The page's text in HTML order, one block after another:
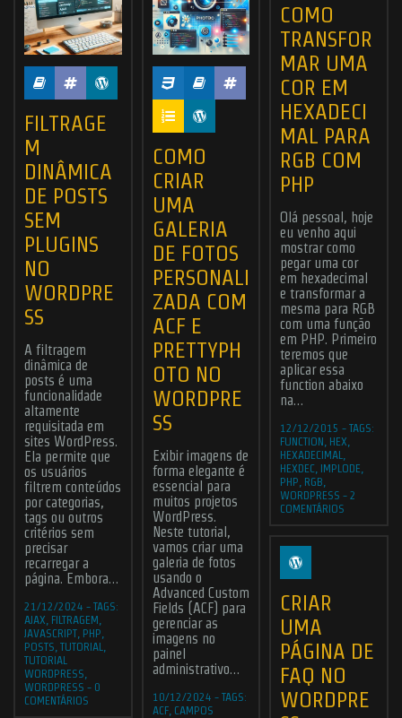
FILTRAGE
M
DINÂMICA
DE POSTS
SEM
PLUGINS
NO
WORDPRE
SS
A filtragem
dinâmica de
posts é uma
funcionalidade
altamente
requisitada em
sites WordPress.
Ela permite que
os usuários
filtrem conteúdos
por categorias,
tags ou outros
critérios sem
precisar
recarregar a
página. Embora…
21/12/2024 - TAGS:
AJAX, FILTRAGEM,
JAVASCRIPT, PHP,
POSTS, TUTORIAL,
TUTORIAL
WORDPRESS,
WORDPRESS - 0
COMENTÁRIOS
COMO
CRIAR
UMA
GALERIA
DE FOTOS
PERSONALI
ZADA COM
ACF E
PRETTYPH
OTO NO
WORDPRE
SS
Exibir imagens de
forma elegante é
essencial para
muitos projetos
WordPress.
Neste tutorial,
vamos criar uma
galeria de fotos
usando o
Advanced Custom
Fields (ACF) para
gerenciar as
imagens no
painel
administrativo…
10/12/2024 - TAGS:
ACF, CAMPOS
COMO
TRANSFOR
MAR UMA
COR EM
HEXADECI
MAL PARA
RGB COM
PHP
Olá pessoal, hoje
eu venho aqui
mostrar como
pegar uma cor
em hexadecimal
e transformar a
mesma para RGB
com uma função
em PHP. Primeiro
teremos que
aplicar essa
function abaixo
na…
12/12/2015 -TAGS:
FUNCTION HEX
HEXADECIMAL
HEXDEC IMPLODE
PHP RGB
WORDPRESS -2
COMENTÁRIOS
CRIAR
UMA
PÁGINA DE
FAQ NO
WORDPRE
Submit
JOBS BLOG CONTACT ME
Found Me
© 2006 - 2026 CHR Designer- All rights reserved | Powered by the
forces and
WordPresshosted by Hostinger.